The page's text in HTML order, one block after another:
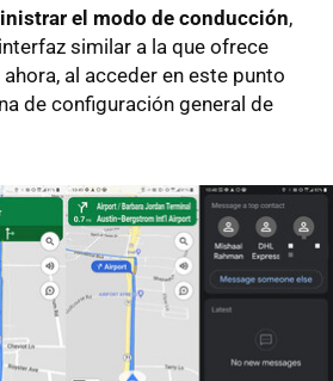
el modo de conducción,
similar a la que ofrece
al acceder en este punto
de configuración general de